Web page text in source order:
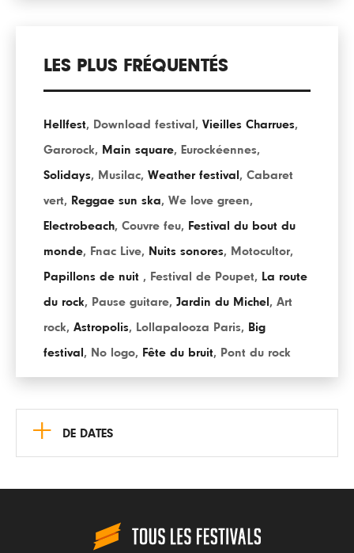
LES PLUS FRÉQUENTÉS
Hellfest, Download festival , Vieilles Charrues,
Garorock, Main square, Eurockéennes,
Solidays, Musilac, Weather festival , Cabaret
vert, Reggae sun ska, We love green,
Electrobeach, Couvre feu, Festival du bout du
monde, Fnac Live, Nuits sonores, Motocultor,
Papillons de nuit , Festival de Poupet, La route
du rock, Pause guitare, Jardin du Michel , Art
rock, Astropolis, Lollapalooza Paris, Big
festival , No logo, Fête du bruit, Pont du rock
+ DE DATES